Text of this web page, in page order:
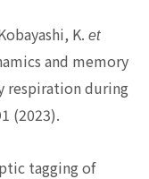
K.et
and memory
respiration during
(2023).
tagging of